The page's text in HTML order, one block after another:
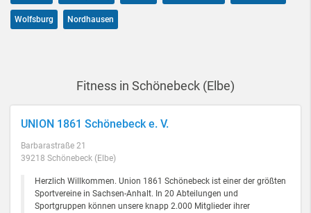
Wolfsburg Nordhausen
Fitness in Schönebeck (Elbe)
UNION 1861 Schönebeck e. V.
Barbarastraße 21
39218 Schönebeck (Elbe)
Herzlich Willkommen. Union 1861 Schönebeck ist einer der größten
Sportvereine in Sachsen-Anhalt. In 20 Abteilungen und
Sportgruppen können unsere knapp 2.000 Mitglieder ihrer